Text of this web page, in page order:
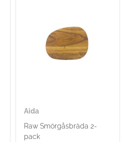
Aida
Raw Smörgåsbräda 2-
pack